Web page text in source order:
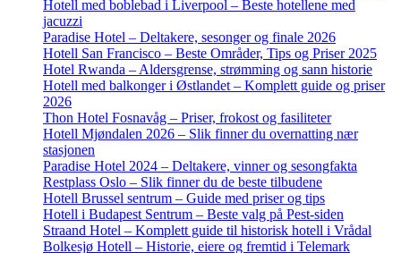
Hotell med boblebad i Liverpool – Beste hotellene med
jacuzzi
Paradise Hotel – Deltakere, sesonger og finale 2026
Hotell San Francisco – Beste Områder, Tips og Priser 2025
Hotel Rwanda – Aldersgrense, strømming og sann historie
Hotell med balkonger i Østlandet – Komplett guide og priser
2026
Thon Hotel Fosnavåg – Priser, frokost og fasiliteter
Hotell Mjøndalen 2026 – Slik finner du overnatting nær
stasjonen
Paradise Hotel 2024 – Deltakere, vinner og sesongfakta
Restplass Oslo – Slik finner du de beste tilbudene
Hotell Brussel sentrum – Guide med priser og tips
Hotell i Budapest Sentrum – Beste valg på Pest-siden
Straand Hotel – Komplett guide til historisk hotell i Vrådal
Bolkesjø Hotell – Historie, eiere og fremtid i Telemark